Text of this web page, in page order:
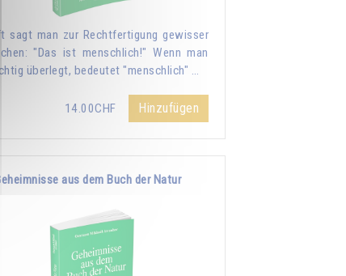
sagt man zur Rechtfertigung gewisser
"Das ist menschlich!" Wenn man
überlegt, bedeutet "menschlich" …
14.00CHF Hinzufügen
aus dem Buch der Natur